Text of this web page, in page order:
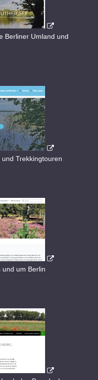
Berliner Umland und
Trekkingtouren
und um Berlin